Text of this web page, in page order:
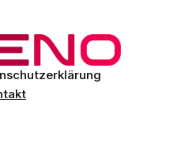
Updates (CU)